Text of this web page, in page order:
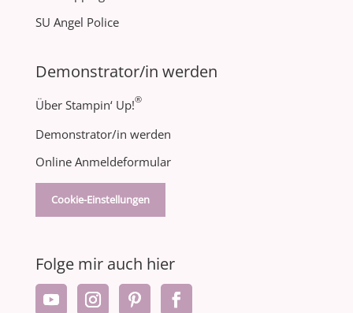
SU Angel Police
Demonstrator/in werden
Über Stampin‘ Up!®
Demonstrator/in werden
Online Anmeldeformular
Cookie-Einstellungen
Folge mir auch hier